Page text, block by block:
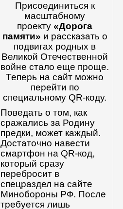
Присоединиться к
масштабному
проекту «Дорога
памяти» и рассказать о
подвигах родных в
Великой Отечественной
войне стало еще проще.
Теперь на сайт можно
перейти по
специальному QR-коду.
Поведать о том, как
сражались за Родину
предки, может каждый.
Достаточно навести
смартфон на QR-код,
который сразу
перебросит в
спецраздел на сайте
Минобороны РФ. После
требуется лишь